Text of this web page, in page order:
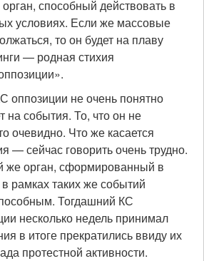
способный действовать в
условиях. Если же массовые
то он будет на плаву
— родная стихия
оппозиции не очень понятно
на события. То, что он не
очевидно. Что же касается
— сейчас говорить очень трудно.
же орган, сформированный в
рамках таких же событий
Тогдашний КС
несколько недель принимал
в итоге прекратились ввиду их
протестной активности.